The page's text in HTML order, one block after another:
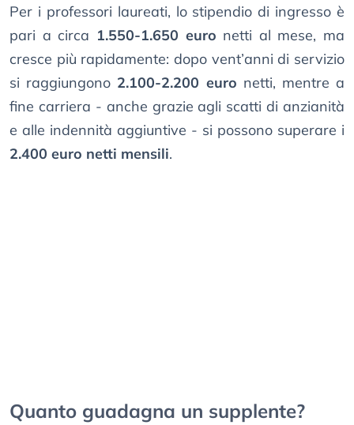
Per i professori laureati, lo stipendio di ingresso è
pari a circa 1.550-1.650 euro netti al mese, ma
cresce più rapidamente: dopo vent’anni di servizio
si raggiungono 2.100-2.200 euro netti, mentre a
fine carriera - anche grazie agli scatti di anzianità
e alle indennità aggiuntive - si possono superare i
2.400 euro netti mensili.
Quanto guadagna un supplente?